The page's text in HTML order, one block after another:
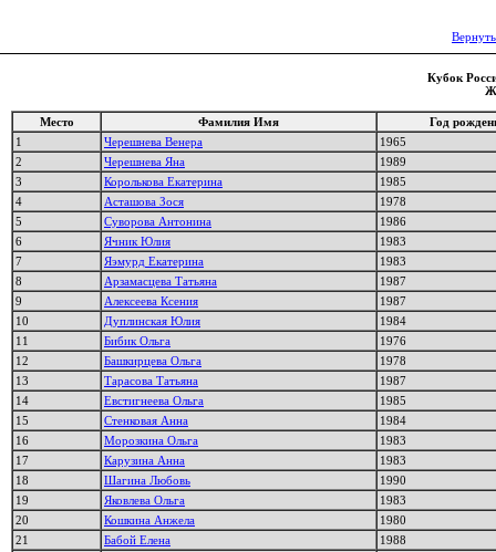
Кубок
Место Фамилия Имя
Год
1
Черешнева Венера
1965
2
Черешнева Яна
1989
3
Королькова Екатерина
1985
4
Асташова Зося
1978
5
Суворова Антонина
1986
6
Ячник Юлия
1983
7
Яэмурд Екатерина
1983
8
Арзамасцева Татьяна
1987
9
Алексеева Ксения
1987
10
Дуплинская Юлия
1984
11
Бибик Ольга
1976
12
Башкирцева Ольга
1978
13
Тарасова Татьяна
1987
14
Евстигнеева Ольга
1985
15
Стенковая Анна
1984
16
Морозкина Ольга
1983
17
Карузина Анна
1983
18
Шагина Любовь
1990
19
Яковлева Ольга
1983
20
Кошкина Анжела
1980
21
Бабой Елена
1988